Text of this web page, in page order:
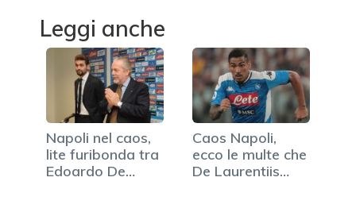
Leggi anche
Napoli nel caos,
lite furibonda tra
Edoardo De…
Caos Napoli,
ecco le multe che
De Laurentiis…